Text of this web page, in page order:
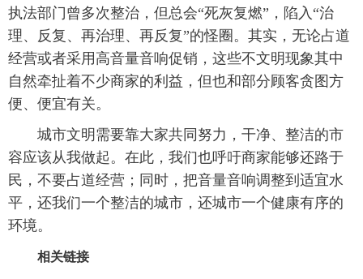
执法部门曾多次整治，但总会“死灰复燃”，陷入“治
理、反复、再治理、再反复”的怪圈。其实，无论占道
经营或者采用高音量音响促销，这些不文明现象其中
自然牵扯着不少商家的利益，但也和部分顾客贪图方
便、便宜有关。
城市文明需要靠大家共同努力，干净、整洁的市
容应该从我做起。在此，我们也呼吁商家能够还路于
民，不要占道经营；同时，把音量音响调整到适宜水
平，还我们一个整洁的城市，还城市一个健康有序的
环境。
相关链接